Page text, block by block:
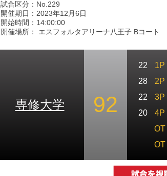
試合区分：No.229
開催期日：2023年12月6日
開始時間：14:00:00
開催場所： エスフォルタアリーナ八王子 Bコート
専修大学 92
22 1P
28
2P
22
3P
20
4P
OT
OT